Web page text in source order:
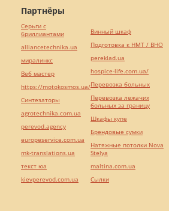
Партнёры
Серьги с
бриллиантами
alliancetechnika.ua
миралинкс
Веб мастер
https://motokosmos.ua/
Синтезаторы
agrotechnika.com.ua
perevod.agency
europeservice.com.ua
mk-translations.ua
текст юа
kievperevod.com.ua
Винный шкаф
Подготовка к НМТ / ВНО
pereklad.ua
hospice-life.com.ua/
Перевозка больных
Перевозка лежачих
больных за границу
Шкафы купе
Брендовые сумки
Натяжные потолки Nova
Stelya
maltina.com.ua
Cылки